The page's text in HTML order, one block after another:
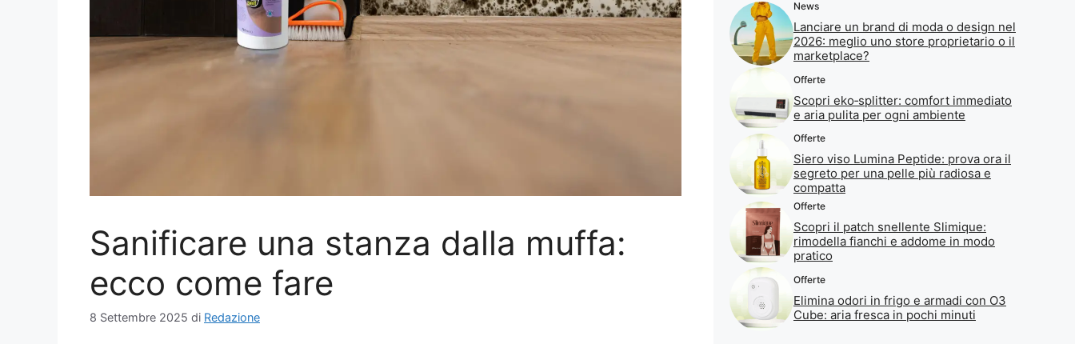
Sanificare una stanza dalla muffa:
ecco come fare
8 Settembre 2025 di Redazione
News
Lanciare un brand di moda o design nel
2026: meglio uno store proprietario o il
marketplace?
Offerte
Scopri eko‑splitter: comfort immediato
e aria pulita per ogni ambiente
Offerte
Siero viso Lumina Peptide: prova ora il
segreto per una pelle più radiosa e
compatta
Offerte
Scopri il patch snellente Slimique:
rimodella fianchi e addome in modo
pratico
Offerte
Elimina odori in frigo e armadi con O3
Cube: aria fresca in pochi minuti